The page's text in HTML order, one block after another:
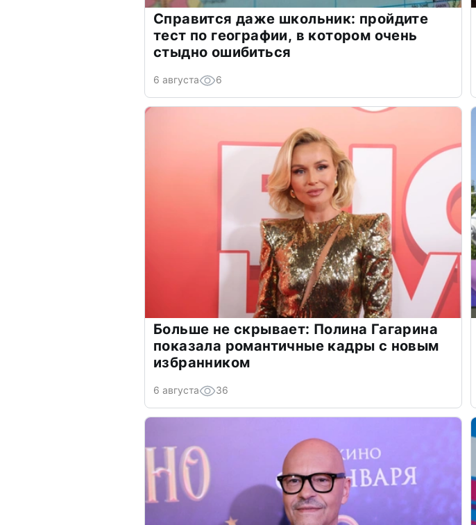
Справится даже школьник: пройдите
тест по географии, в котором очень
стыдно ошибиться
6 августа 6
Больше не скрывает: Полина Гагарина
показала романтичные кадры с новым
избранником
6 августа 36